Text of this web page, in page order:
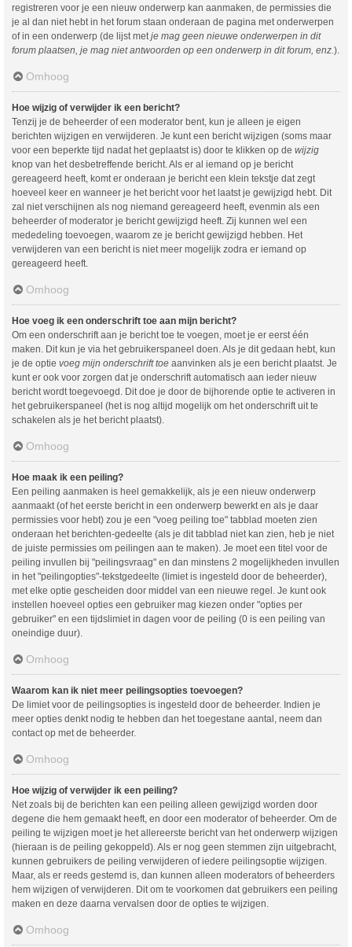
registreren voor je een nieuw onderwerp kan aanmaken, de permissies die
je al dan niet hebt in het forum staan onderaan de pagina met onderwerpen
of in een onderwerp (de lijst met je mag geen nieuwe onderwerpen in dit
forum plaatsen, je mag niet antwoorden op een onderwerp in dit forum, enz. ).
Omhoog
Hoe wijzig of verwijder ik een bericht?
Tenzij je de beheerder of een moderator bent, kun je alleen je eigen
berichten wijzigen en verwijderen. Je kunt een bericht wijzigen (soms maar
voor een beperkte tijd nadat het geplaatst is) door te klikken op de wijzig
knop van het desbetreffende bericht. Als er al iemand op je bericht
gereageerd heeft, komt er onderaan je bericht een klein tekstje dat zegt
hoeveel keer en wanneer je het bericht voor het laatst je gewijzigd hebt. Dit
zal niet verschijnen als nog niemand gereageerd heeft, evenmin als een
beheerder of moderator je bericht gewijzigd heeft. Zij kunnen wel een
mededeling toevoegen, waarom ze je bericht gewijzigd hebben. Het
verwijderen van een bericht is niet meer mogelijk zodra er iemand op
gereageerd heeft.
Omhoog
Hoe voeg ik een onderschrift toe aan mijn bericht?
Om een onderschrift aan je bericht toe te voegen, moet je er eerst één
maken. Dit kun je via het gebruikerspaneel doen. Als je dit gedaan hebt, kun
je de optie voeg mijn onderschrift toe aanvinken als je een bericht plaatst. Je
kunt er ook voor zorgen dat je onderschrift automatisch aan ieder nieuw
bericht wordt toegevoegd. Dit doe je door de bijhorende optie te activeren in
het gebruikerspaneel (het is nog altijd mogelijk om het onderschrift uit te
schakelen als je het bericht plaatst).
Omhoog
Hoe maak ik een peiling?
Een peiling aanmaken is heel gemakkelijk, als je een nieuw onderwerp
aanmaakt (of het eerste bericht in een onderwerp bewerkt en als je daar
permissies voor hebt) zou je een "voeg peiling toe" tabblad moeten zien
onderaan het berichten-gedeelte (als je dit tabblad niet kan zien, heb je niet
de juiste permissies om peilingen aan te maken). Je moet een titel voor de
peiling invullen bij "peilingsvraag" en dan minstens 2 mogelijkheden invullen
in het "peilingopties"-tekstgedeelte (limiet is ingesteld door de beheerder),
met elke optie gescheiden door middel van een nieuwe regel. Je kunt ook
instellen hoeveel opties een gebruiker mag kiezen onder "opties per
gebruiker" en een tijdslimiet in dagen voor de peiling (0 is een peiling van
oneindige duur).
Omhoog
Waarom kan ik niet meer peilingsopties toevoegen?
De limiet voor de peilingsopties is ingesteld door de beheerder. Indien je
meer opties denkt nodig te hebben dan het toegestane aantal, neem dan
contact op met de beheerder.
Omhoog
Hoe wijzig of verwijder ik een peiling?
Net zoals bij de berichten kan een peiling alleen gewijzigd worden door
degene die hem gemaakt heeft, en door een moderator of beheerder. Om de
peiling te wijzigen moet je het allereerste bericht van het onderwerp wijzigen
(hieraan is de peiling gekoppeld). Als er nog geen stemmen zijn uitgebracht,
kunnen gebruikers de peiling verwijderen of iedere peilingsoptie wijzigen.
Maar, als er reeds gestemd is, dan kunnen alleen moderators of beheerders
hem wijzigen of verwijderen. Dit om te voorkomen dat gebruikers een peiling
maken en deze daarna vervalsen door de opties te wijzigen.
Omhoog